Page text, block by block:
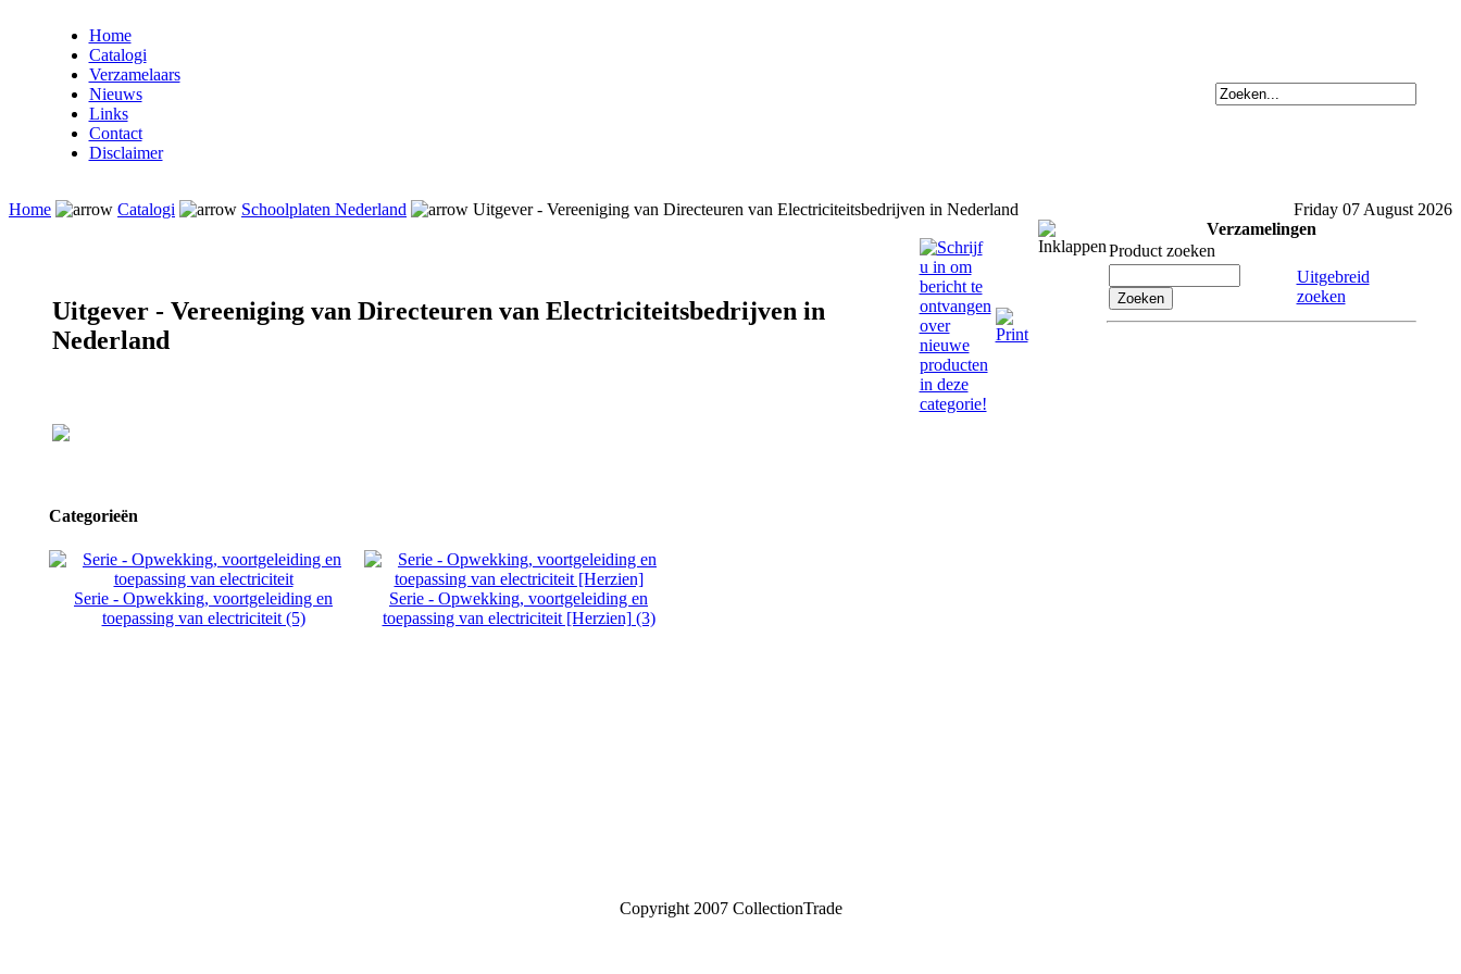
Home
Catalogi
Verzamelaars
Nieuws
Links
Contact
Disclaimer
Home Catalogi Schoolplaten Nederland Uitgever - Vereeniging van Directeuren van Electriciteitsbedrijven in Nederland Friday 07 August 2026
Uitgever - Vereeniging van Directeuren van Electriciteitsbedrijven in
Nederland
Categorieën
Serie - Opwekking, voortgeleiding en
toepassing van electriciteit (5)
Serie - Opwekking, voortgeleiding en
toepassing van electriciteit [Herzien] (3)
Verzamelingen
Product zoeken
Uitgebreid
zoeken
Copyright 2007 CollectionTrade